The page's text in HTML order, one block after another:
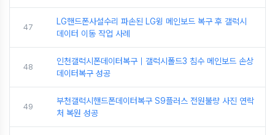
47
LG핸드폰사설수리 파손된 LG윙 메인보드 복구 후 갤럭시
데이터 이동 작업 사례
48
인천갤럭시폰데이터복구｜갤럭시폴드3 침수 메인보드 손상
데이터복구 성공
49
부천갤럭시핸드폰데이터복구 S9플러스 전원불량 사진 연락
처 복원 성공